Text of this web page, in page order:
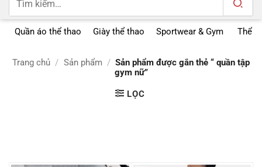
Quần áo thể thao Giày thể thao Sportwear & Gym Thể
Trang chủ / Sản phẩm / Sản phẩm được gắn thẻ “ quần tập
gym nữ”
LỌC